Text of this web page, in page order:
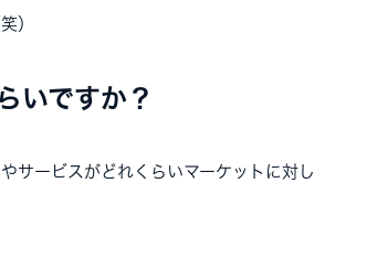
）
いですか？
サービスがどれくらいマーケットに対し